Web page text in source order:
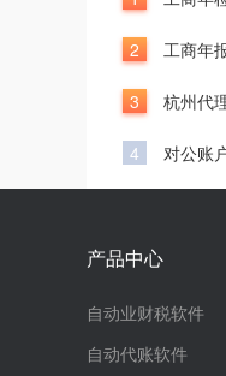
2 工商年
3 杭州代
4 对公账
产品中心
自动业财税软件
自动代账软件